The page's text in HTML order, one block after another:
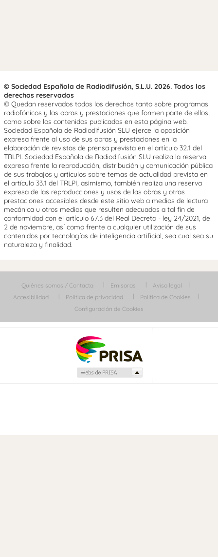
© Sociedad Española de Radiodifusión, S.L.U. 2026. Todos los
derechos reservados
© Quedan reservados todos los derechos tanto sobre programas
radiofónicos y las obras y prestaciones que formen parte de ellos,
como sobre los contenidos publicados en esta página web.
Sociedad Española de Radiodifusión SLU ejerce la oposición
expresa frente al uso de sus obras y prestaciones en la
elaboración de revistas de prensa prevista en el artículo 32.1 del
TRLPI. Sociedad Española de Radiodifusión SLU realiza la reserva
expresa frente la reproducción, distribución y comunicación pública
de sus trabajos y artículos sobre temas de actualidad prevista en
el artículo 33.1 del TRLPI, asimismo, también realiza una reserva
expresa de las reproducciones y usos de las obras y otras
prestaciones accesibles desde este sitio web a medios de lectura
mecánica u otros medios que resulten adecuados a tal fin de
conformidad con el artículo 67.3 del Real Decreto - ley 24/2021, de
2 de noviembre, así como frente a cualquier utilización de sus
contenidos por tecnologías de inteligencia artificial, sea cual sea su
naturaleza y finalidad.
Quiénes somos / Contacta Emisoras
Aviso legal
Accesibilidad
Política de privacidad
Política de Cookies
Configuración de Cookies